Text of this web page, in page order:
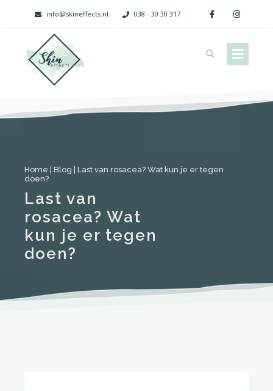
info@skineffects.nl 038 - 30 30 317
Home Blog
Last van rosacea? Wat kun je er tegen
doen?
Last van
rosacea? Wat
kun je er tegen
doen?